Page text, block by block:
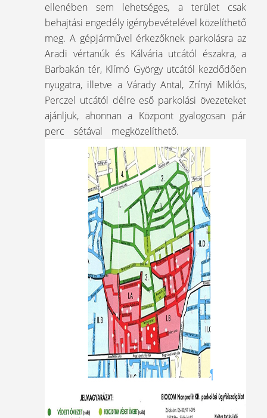
ellenében sem lehetséges, a terület csak
behajtási engedély igénybevételével közelíthető
meg. A gépjárművel érkezőknek parkolásra az
Aradi vértanúk és Kálvária utcától északra, a
Barbakán tér, Klímó György utcától kezdődően
nyugatra, illetve a Várady Antal, Zrínyi Miklós,
Perczel utcától délre eső parkolási övezeteket
ajánljuk, ahonnan a Központ gyalogosan pár
perc sétával megközelíthető.